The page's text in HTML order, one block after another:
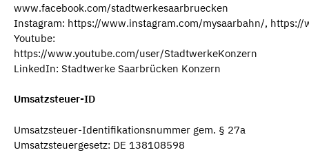
www.facebook.com/stadtwerkesaarbruecken
Instagram: https://www.instagram.com/mysaarbahn/,
Youtube:
https://www.youtube.com/user/StadtwerkeKonzern
LinkedIn: Stadtwerke Saarbrücken Konzern
Umsatzsteuer-ID
Umsatzsteuer-Identifikationsnummer gem. § 27a
Umsatzsteuergesetz: DE 138108598